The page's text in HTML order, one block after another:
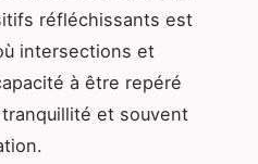
réfléchissants est
intersections et
à être repéré
et souvent